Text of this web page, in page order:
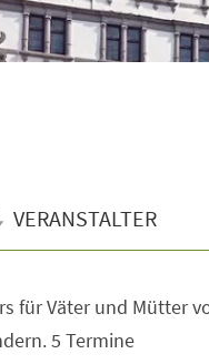
VERANSTALTER
für Väter und Mütter
5 Termine